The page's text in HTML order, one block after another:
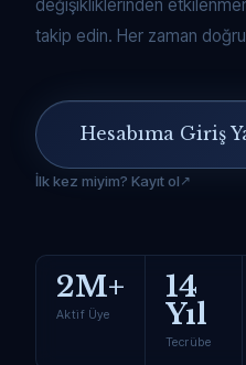
değişikliklerinden
takip edin. Her zaman doğru
Hesabıma Giriş
İlk kez miyim? Kayıt ol
2M+
Aktif Üye
14
Yıl
Tecrübe